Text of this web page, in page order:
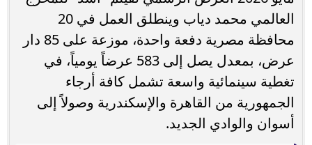
العالمي محمد دياب وينطلق العمل في 20
محافظة مصرية دفعة واحدة، موزعة على 85 دار
عرض، بمعدل يصل إلى 583 عرضاً يومياً، في
تغطية سينمائية واسعة تشمل كافة أرجاء
الجمهورية من القاهرة والإسكندرية وصولاً إلى
أسوان والوادي الجديد.